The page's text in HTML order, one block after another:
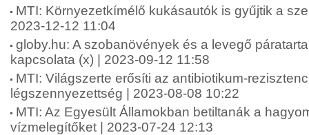
MTI: Környezetkímélő kukásautók is gyűjtik a
2023-12-12 11:04
globy.hu: A szobanövények és a levegő
kapcsolata (x) | 2023-09-12 11:58
MTI: Világszerte erősíti az antibiotikum-
légszennyezettség | 2023-08-08 10:22
MTI: Az Egyesült Államokban betiltanák a
vízmelegítőket | 2023-07-24 12:13